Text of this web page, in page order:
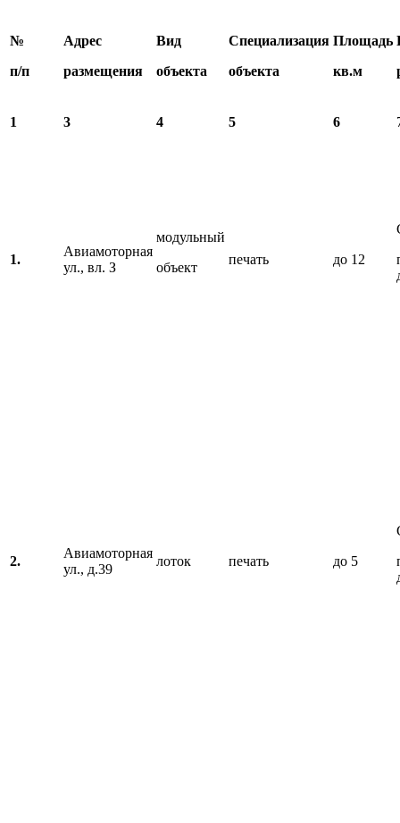
№
п/п
Адрес
размещения
Вид
объекта
Специализация
объекта
Площадь
кв.м
1 3 4 5 6
1.
Авиамоторная
ул., вл. З
модульный
объект
печать до 12
2.
Авиамоторная
ул., д.39
лоток печать до 5